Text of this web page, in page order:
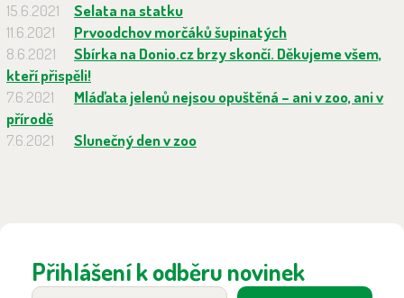
15.6.2021
Selata na statku
11.6.2021
Prvoodchov morčáků šupinatých
8.6.2021
Sbírka na Donio.cz brzy skončí. Děkujeme všem,
kteří přispěli!
7.6.2021
Mláďata jelenů nejsou opuštěná – ani v zoo, ani v
přírodě
7.6.2021
Slunečný den v zoo
Přihlášení k odběru novinek